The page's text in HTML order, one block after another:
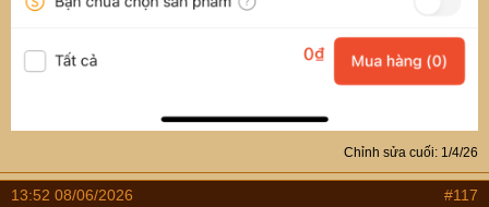
Chỉnh sửa cuối: 1/4/26
13:52 08/06/2026 #117